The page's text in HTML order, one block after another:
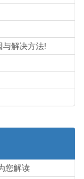
与解决方法!
您解读